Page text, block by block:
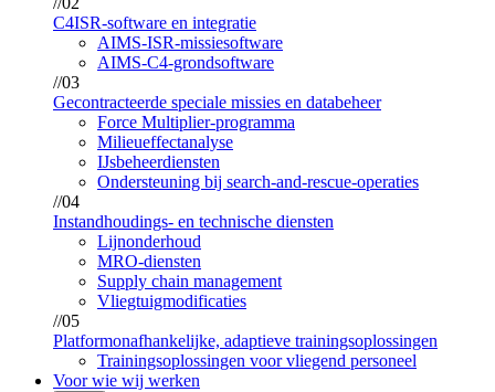
C4ISR-software en integratie
AIMS-ISR-missiesoftware
AIMS-C4-grondsoftware
//03
Gecontracteerde speciale missies en databeheer
Force Multiplier-programma
Milieueffectanalyse
IJsbeheerdiensten
Ondersteuning bij search-and-rescue-operaties
//04
Instandhoudings- en technische diensten
Lijnonderhoud
MRO-diensten
Supply chain management
Vliegtuigmodificaties
//05
Platformonafhankelijke, adaptieve trainingsoplossingen
Trainingsoplossingen voor vliegend personeel
Voor wie wij werken